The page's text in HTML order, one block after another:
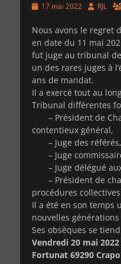
Posted17 mai 2022 Author
RJL
Nous avons le regret
en date du 11 mai
fut juge au tribunal
un des rares juges à
ans de mandat.
Il a exercé tout au
Tribunal différentes
– Président de
contentieux général,
– Juge des référés,
– Juge
– Juge délégué
– Président de
procédures
Il a été en son temps
nouvelles
Ses obsèques se
Vendredi 20 mai
Fortunat 69290